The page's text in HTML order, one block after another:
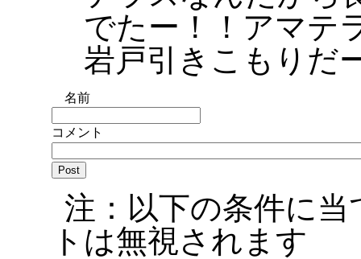
でたー！！アマテ
岩戸引きこもりだ
名前
コメント
注：以下の条件に
トは無視されます